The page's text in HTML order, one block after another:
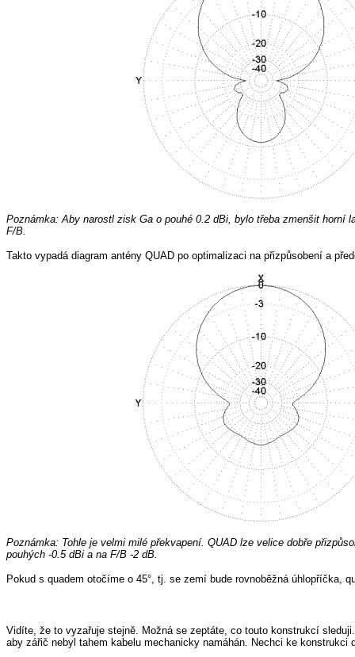
Poznámka: Aby narostl zisk Ga o pouhé 0.2 dBi, bylo třeba zmenšit
F/B.
Takto vypadá diagram antény QUAD po optimalizaci na přizpůsobení a
Poznámka: Tohle je velmi milé překvapení. QUAD lze velice dobře
pouhých -0.5 dBi a na F/B -2 dB.
Pokud s quadem otočíme o 45°, tj. se zemí bude rovnoběžná úhlopříčka,
Vidíte, že to vyzařuje stejně. Možná se zeptáte, co touto konstrukcí
aby zářič nebyl tahem kabelu mechanicky namáhán. Nechci ke